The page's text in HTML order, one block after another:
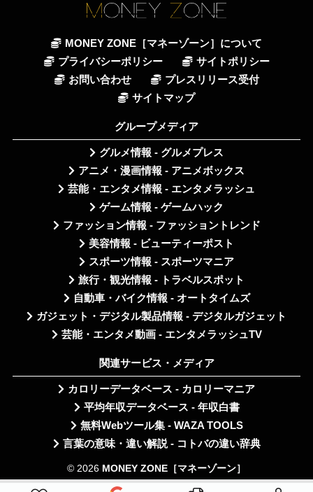
MONEY ZONE［マネーゾーン］について
プライバシーポリシー
サイトポリシー
お問い合わせ
プレスリリース受付
サイトマップ
グループメディア
グルメ情報 - グルメプレス
アニメ・漫画情報 - アニメボックス
芸能・エンタメ情報 - エンタメラッシュ
ゲーム情報 - ゲームハック
ファッション情報 - ファッショントレンド
美容情報 - ビューティーポスト
スポーツ情報 - スポーツマニア
旅行・観光情報 - トラベルスポット
自動車・バイク情報 - オートタイムズ
ガジェット・デジタル製品情報 - デジタルガジェット
芸能・エンタメ動画 - エンタメラッシュTV
関連サービス・メディア
カロリーデータベース - カロリーマニア
平均年収データベース - 年収白書
無料Webツール集 - WAZA TOOLS
言葉の意味・違い解説 - コトバの違い辞典
© 2026 MONEY ZONE［マネーゾーン］